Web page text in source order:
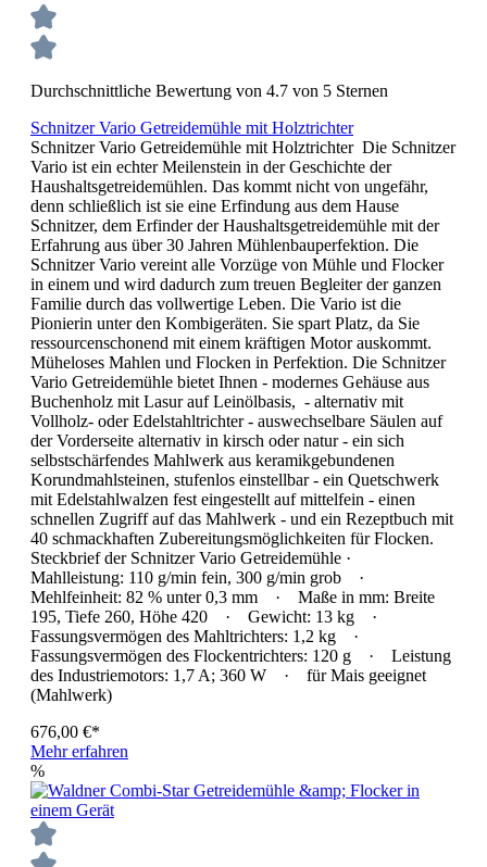
Durchschnittliche Bewertung von 4.7 von 5 Sternen
Schnitzer Vario Getreidemühle mit Holztrichter
Schnitzer Vario Getreidemühle mit Holztrichter Die Schnitzer
Vario ist ein echter Meilenstein in der Geschichte der
Haushaltsgetreidemühlen. Das kommt nicht von ungefähr,
denn schließlich ist sie eine Erfindung aus dem Hause
Schnitzer, dem Erfinder der Haushaltsgetreidemühle mit der
Erfahrung aus über 30 Jahren Mühlenbauperfektion. Die
Schnitzer Vario vereint alle Vorzüge von Mühle und Flocker
in einem und wird dadurch zum treuen Begleiter der ganzen
Familie durch das vollwertige Leben. Die Vario ist die
Pionierin unter den Kombigeräten. Sie spart Platz, da Sie
ressourcenschonend mit einem kräftigen Motor auskommt.
Müheloses Mahlen und Flocken in Perfektion. Die Schnitzer
Vario Getreidemühle bietet Ihnen - modernes Gehäuse aus
Buchenholz mit Lasur auf Leinölbasis, - alternativ mit
Vollholz- oder Edelstahltrichter - auswechselbare Säulen auf
der Vorderseite alternativ in kirsch oder natur - ein sich
selbstschärfendes Mahlwerk aus keramikgebundenen
Korundmahlsteinen, stufenlos einstellbar - ein Quetschwerk
mit Edelstahlwalzen fest eingestellt auf mittelfein - einen
schnellen Zugriff auf das Mahlwerk - und ein Rezeptbuch mit
40 schmackhaften Zubereitungsmöglichkeiten für Flocken.
Steckbrief der Schnitzer Vario Getreidemühle ·
Mahlleistung: 110 g/min fein, 300 g/min grob ·
Mehlfeinheit: 82 % unter 0,3 mm · Maße in mm: Breite
195, Tiefe 260, Höhe 420 · Gewicht: 13 kg ·
Fassungsvermögen des Mahltrichters: 1,2 kg ·
Fassungsvermögen des Flockentrichters: 120 g · Leistung
des Industriemotors: 1,7 A; 360 W · für Mais geeignet
(Mahlwerk)
676,00 €*
Mehr erfahren
%